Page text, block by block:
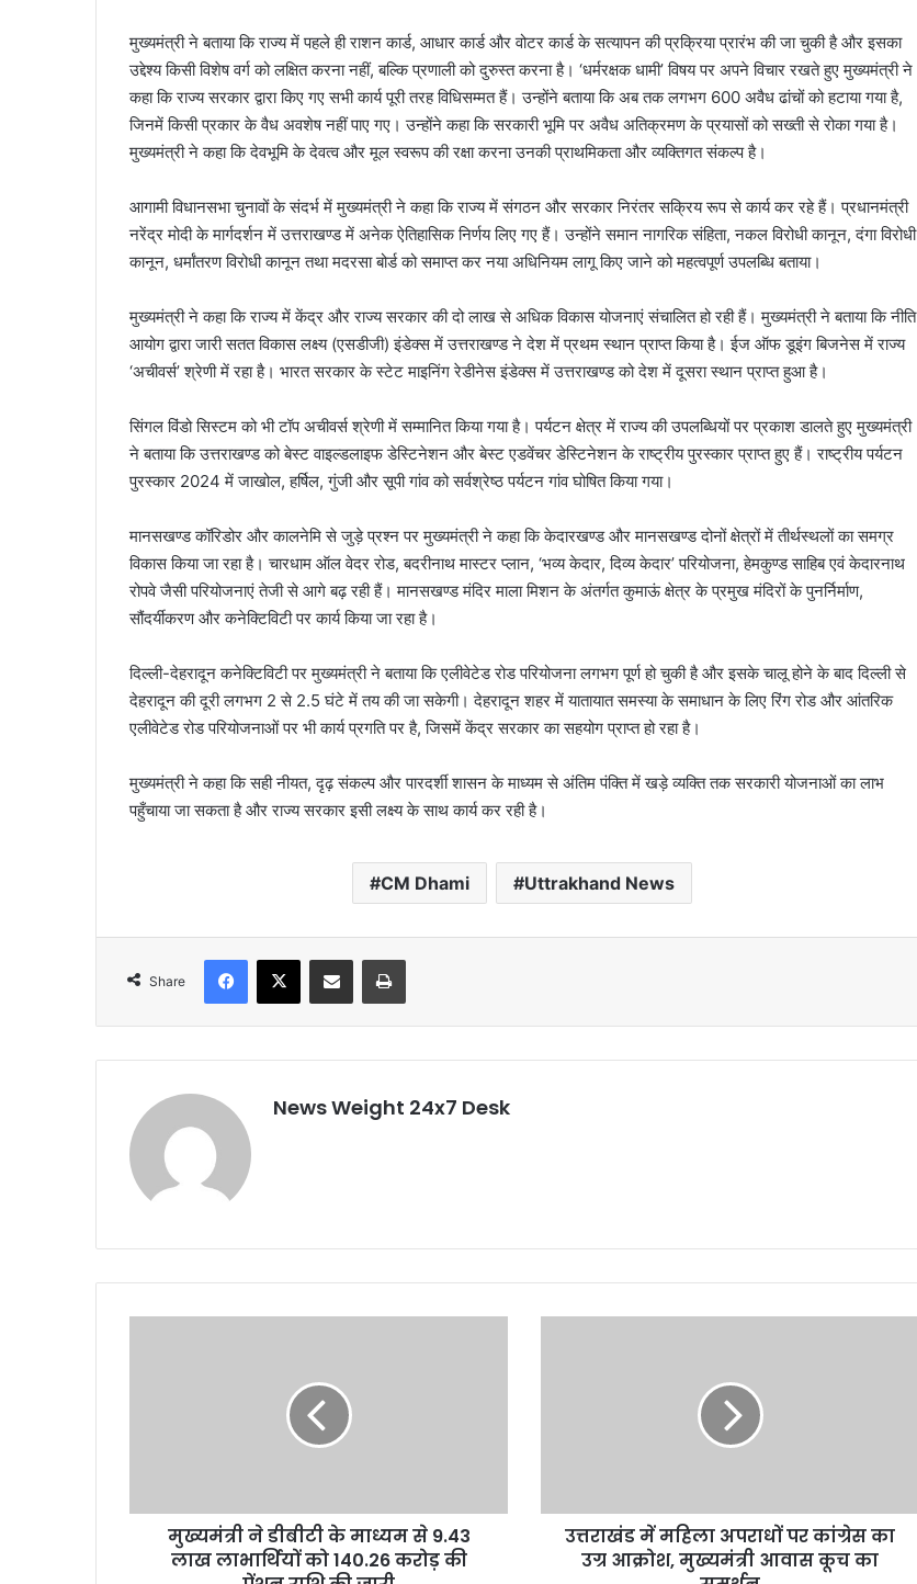
मुख्यमंत्री ने बताया कि राज्य में पहले ही राशन कार्ड, आधार कार्ड और वोटर कार्ड के सत्यापन की प्रक्रिया प्रारंभ की जा चुकी है और इसका
उद्देश्य किसी विशेष वर्ग को लक्षित करना नहीं, बल्कि प्रणाली को दुरुस्त करना है। ‘धर्मरक्षक धामी’ विषय पर अपने विचार रखते हुए मुख्यमंत्री ने
कहा कि राज्य सरकार द्वारा किए गए सभी कार्य पूरी तरह विधिसम्मत हैं। उन्होंने बताया कि अब तक लगभग 600 अवैध ढांचों को हटाया गया है,
जिनमें किसी प्रकार के वैध अवशेष नहीं पाए गए। उन्होंने कहा कि सरकारी भूमि पर अवैध अतिक्रमण के प्रयासों को सख्ती से रोका गया है।
मुख्यमंत्री ने कहा कि देवभूमि के देवत्व और मूल स्वरूप की रक्षा करना उनकी प्राथमिकता और व्यक्तिगत संकल्प है।
आगामी विधानसभा चुनावों के संदर्भ में मुख्यमंत्री ने कहा कि राज्य में संगठन और सरकार निरंतर सक्रिय रूप से कार्य कर रहे हैं। प्रधानमंत्री
नरेंद्र मोदी के मार्गदर्शन में उत्तराखण्ड में अनेक ऐतिहासिक निर्णय लिए गए हैं। उन्होंने समान नागरिक संहिता, नकल विरोधी कानून, दंगा विरोधी
कानून, धर्मांतरण विरोधी कानून तथा मदरसा बोर्ड को समाप्त कर नया अधिनियम लागू किए जाने को महत्वपूर्ण उपलब्धि बताया।
मुख्यमंत्री ने कहा कि राज्य में केंद्र और राज्य सरकार की दो लाख से अधिक विकास योजनाएं संचालित हो रही हैं। मुख्यमंत्री ने बताया कि नीति
आयोग द्वारा जारी सतत विकास लक्ष्य (एसडीजी) इंडेक्स में उत्तराखण्ड ने देश में प्रथम स्थान प्राप्त किया है। ईज ऑफ डूइंग बिजनेस में राज्य
‘अचीवर्स’ श्रेणी में रहा है। भारत सरकार के स्टेट माइनिंग रेडीनेस इंडेक्स में उत्तराखण्ड को देश में दूसरा स्थान प्राप्त हुआ है।
सिंगल विंडो सिस्टम को भी टॉप अचीवर्स श्रेणी में सम्मानित किया गया है। पर्यटन क्षेत्र में राज्य की उपलब्धियों पर प्रकाश डालते हुए मुख्यमंत्री
ने बताया कि उत्तराखण्ड को बेस्ट वाइल्डलाइफ डेस्टिनेशन और बेस्ट एडवेंचर डेस्टिनेशन के राष्ट्रीय पुरस्कार प्राप्त हुए हैं। राष्ट्रीय पर्यटन
पुरस्कार 2024 में जाखोल, हर्षिल, गुंजी और सूपी गांव को सर्वश्रेष्ठ पर्यटन गांव घोषित किया गया।
मानसखण्ड कॉरिडोर और कालनेमि से जुड़े प्रश्न पर मुख्यमंत्री ने कहा कि केदारखण्ड और मानसखण्ड दोनों क्षेत्रों में तीर्थस्थलों का समग्र
विकास किया जा रहा है। चारधाम ऑल वेदर रोड, बदरीनाथ मास्टर प्लान, ‘भव्य केदार, दिव्य केदार’ परियोजना, हेमकुण्ड साहिब एवं केदारनाथ
रोपवे जैसी परियोजनाएं तेजी से आगे बढ़ रही हैं। मानसखण्ड मंदिर माला मिशन के अंतर्गत कुमाऊं क्षेत्र के प्रमुख मंदिरों के पुनर्निर्माण,
सौंदर्यीकरण और कनेक्टिविटी पर कार्य किया जा रहा है।
दिल्ली-देहरादून कनेक्टिविटी पर मुख्यमंत्री ने बताया कि एलीवेटेड रोड परियोजना लगभग पूर्ण हो चुकी है और इसके चालू होने के बाद दिल्ली से
देहरादून की दूरी लगभग 2 से 2.5 घंटे में तय की जा सकेगी। देहरादून शहर में यातायात समस्या के समाधान के लिए रिंग रोड और आंतरिक
एलीवेटेड रोड परियोजनाओं पर भी कार्य प्रगति पर है, जिसमें केंद्र सरकार का सहयोग प्राप्त हो रहा है।
मुख्यमंत्री ने कहा कि सही नीयत, दृढ़ संकल्प और पारदर्शी शासन के माध्यम से अंतिम पंक्ति में खड़े व्यक्ति तक सरकारी योजनाओं का लाभ
पहुँचाया जा सकता है और राज्य सरकार इसी लक्ष्य के साथ कार्य कर रही है।
CM Dhami Uttrakhand News
Share
News Weight 24x7 Desk
के
मुख्यमंत्री ने डीबीटी के माध्यम से 9.43
लाख लाभार्थियों को 140.26 करोड़ की
ला
उत्तराखंड में महिला अपराधों पर कांग्रेस का
उग्र आक्रोश, मुख्यमंत्री आवास कूच का